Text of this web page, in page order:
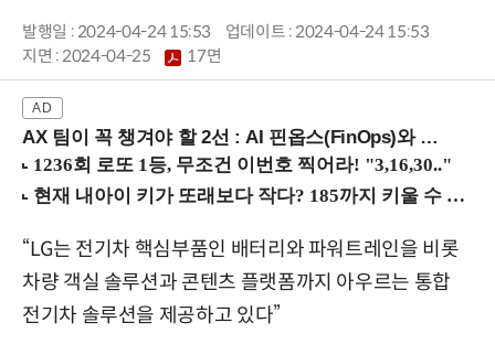
발행일 : 2024-04-24 15:53
업데이트 : 2024-04-24 15:53
지면 :2024-04-25 17면
AX 팀이 꼭 챙겨야 할 2선 : AI 핀옵스(FinOps)와 토큰 거버넌스 (8/21 잠실역)
“LG는 전기차 핵심부품인 배터리와 파워트레인을 비롯
차량 객실 솔루션과 콘텐츠 플랫폼까지 아우르는 통합
전기차 솔루션을 제공하고 있다”